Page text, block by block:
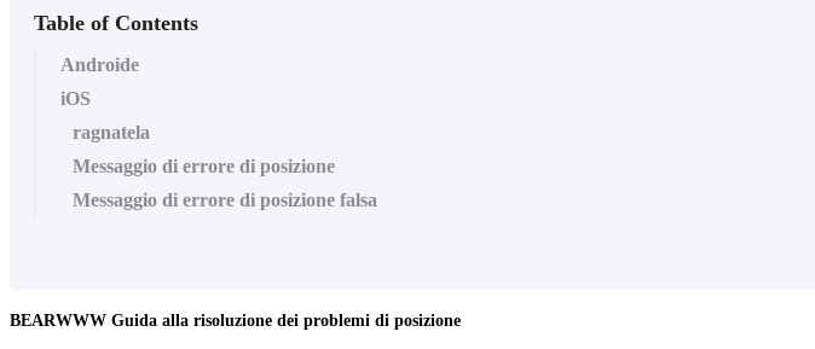
Table of Contents
Androide
iOS
ragnatela
Messaggio di errore di posizione
Messaggio di errore di posizione falsa
BEARWWW Guida alla risoluzione dei problemi di posizione